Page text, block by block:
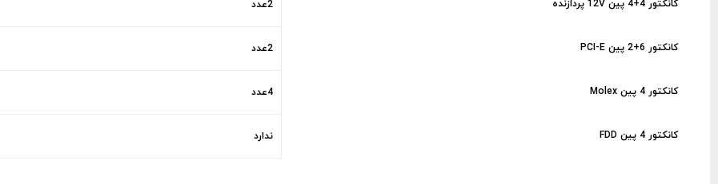
کانکتور 4+4 پین 12V پردازنده 2عدد
کانکتور 6+2 پین PCI-E 2عدد
کانکتور 4 پین Molex 4عدد
کانکتور 4 پین FDD ندارد